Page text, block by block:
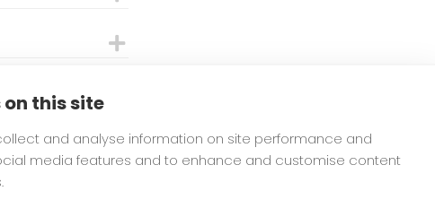
this site
and analyse information on site performance and
media features and to enhance and customise content
saatavilla
maan.